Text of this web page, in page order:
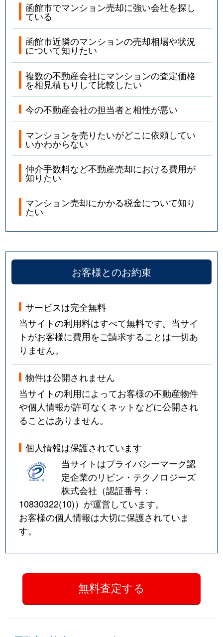
函館市でマンション売却に強い会社を探し
ている
函館市近隣のマンションの売却相場や状況
について知りたい
複数の不動産会社にマンションの査定価格
を相見積もりして比較したい
今の不動産会社の担当者と相性が悪い
マンションを売りたいがどこに依頼してい
いかわからない
仲介手数料など不動産売却における費用が
知りたい
マンション売却にかかる税金について知り
たい
お客様とのお約束
サービスは完全無料
当サイトの利用料はすべて無料です。当サイ
トがお客様に費用をご請求することは一切あ
りません。
物件は公開されません
当サイトの利用によってお客様の不動産物件
や個人情報が許可なくネットなどに公開され
ることはありません。
個人情報は保護されています
当サイトはプライバシーマーク認
定企業のリビン・テクノロジーズ
株式会社（認証番号：
10830322(10)）が運営しています。
お客様の個人情報は大切に保護されていま
す。